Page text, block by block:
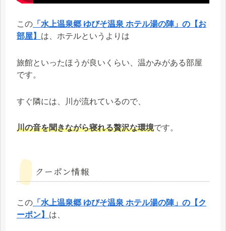
この 「水上温泉郷 ゆびそ温泉 ホテル湯の陣」の【お
部屋】 は、ホテルというよりは
旅館といったほうが良いくらい、温かみがある部屋
です。
すぐ隣には、川が流れているので、
川の音を聞きながら寝れる贅沢な環境です。
クーポン情報
この 「水上温泉郷 ゆびそ温泉 ホテル湯の陣」の【ク
ーポン】 は、